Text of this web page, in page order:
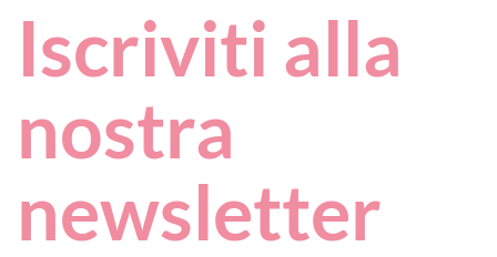
Iscriviti alla
nostra
newsletter